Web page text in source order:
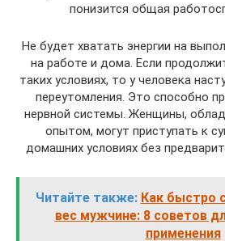
понизится общая
Не будет хватать энергии на
на работе и дома. Если
таких условиях, то у человека
переутомления. Это способно
нервной системы. Женщины,
опытом, могут приступать к
домашних условиях без
Читайте также: Как быстро
вес мужчине: 8 советов
применения